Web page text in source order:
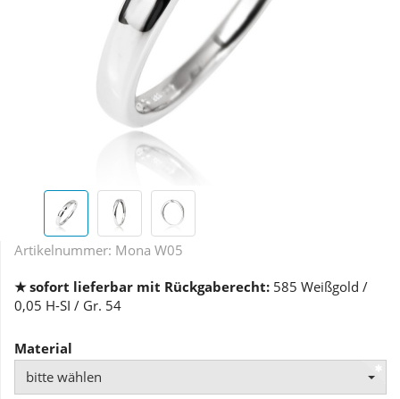
Artikelnummer: Mona W05
★ sofort lieferbar mit Rückgaberecht: 585 Weißgold /
0,05 H-SI / Gr. 54
Material
bitte wählen